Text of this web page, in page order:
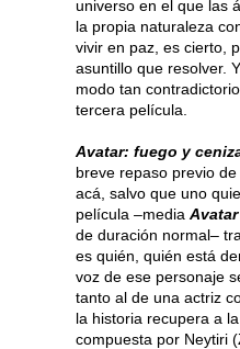
universo en el que las
la propia naturaleza
vivir en paz, es cierto,
asuntillo que resolver.
modo tan
tercera película.
Avatar: fuego y
breve repaso previo
acá, salvo que uno
película –media Avatar
de duración normal–
es quién, quién está
voz de ese personaje
tanto al de una actriz
la historia recupera a
compuesta por Neytiri